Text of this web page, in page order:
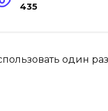
435
один